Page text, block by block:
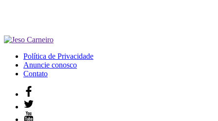
Política de Privacidade
Anuncie conosco
Contato